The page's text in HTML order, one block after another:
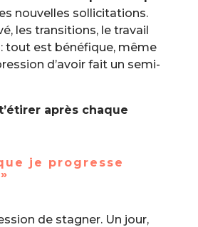
nouvelles sollicitations.
les transitions, le travail
tout est bénéfique, même
d’avoir fait un semi-
après chaque
je progresse
de stagner. Un jour,